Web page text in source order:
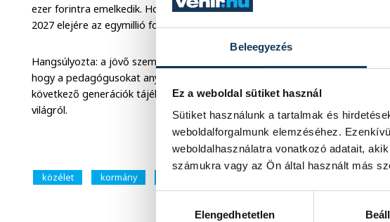
Beleegyezés
Ez a weboldal sütiket használ
Sütiket használunk a tartalmak és
weboldalforgalmunk elemzéséhez.
weboldalhasználatra vonatkozó adatait,
számukra vagy az Ön által használt más
Elengedhetetlen
ezer forintra emelkedik. Hozzátette: nagyon optimista forgatókönyvek
2027 elejére az egymillió forintos bruttó fizetést is meg fogja haladni a
Hangsúlyozta: a jövő szempontjából nincs fontosabb, mint a közoktatás, és
hogy a pedagógusokat anyagilag is megbecsüljék, hiszen ez az a pálya, ami
következő generációk tájékozottak legyenek, sokat tudjanak a saját
világról.
közélet kormány